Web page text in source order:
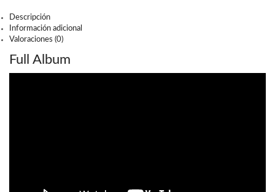
Descripción
Información adicional
Valoraciones (0)
Full Album